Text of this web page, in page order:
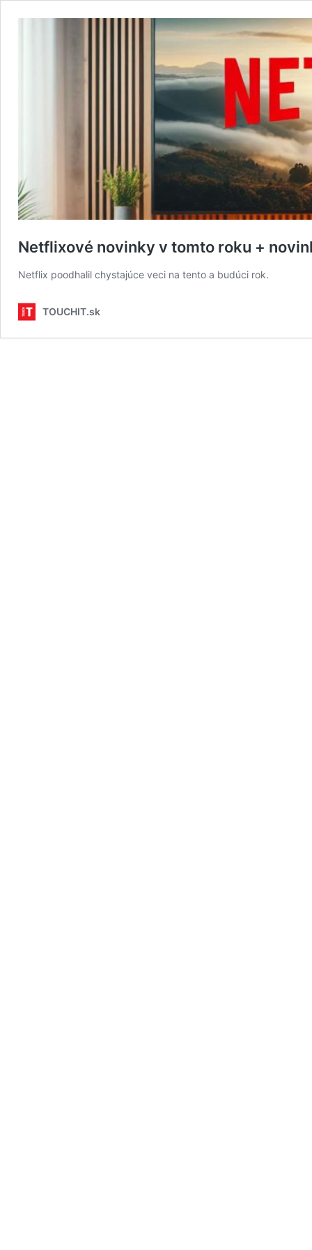
Netflixové novinky v tomto roku +
Netflix poodhalil chystajúce veci na tento a budúci rok.
TOUCHIT.sk